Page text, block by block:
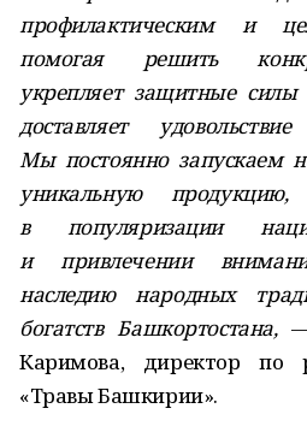
профилактическим и
помогая решить
укрепляет защитные
доставляет
Мы постоянно запускаем
уникальную
в популяризации
и привлечении
наследию народных
богатств Башкортостана,—
Каримова, директор по
«Травы Башкирии».